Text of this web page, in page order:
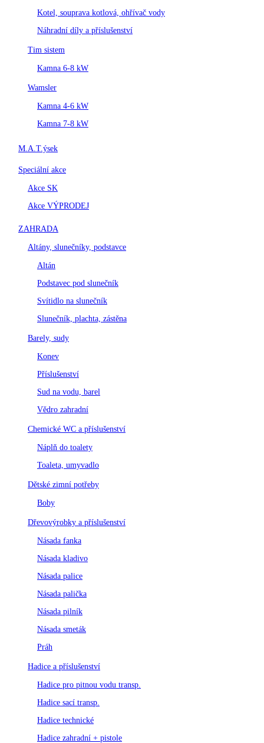
Kotel, souprava kotlová, ohřívač vody
Náhradní díly a příslušenství
Tim sistem
Kamna 6-8 kW
Wamsler
Kamna 4-6 kW
Kamna 7-8 kW
M.A.T.ýsek
Speciální akce
Akce SK
Akce VÝPRODEJ
ZAHRADA
Altány, slunečníky, podstavce
Altán
Podstavec pod slunečník
Svítidlo na slunečník
Slunečník, plachta, zástěna
Barely, sudy
Konev
Příslušenství
Sud na vodu, barel
Vědro zahradní
Chemické WC a příslušenství
Náplň do toalety
Toaleta, umyvadlo
Dětské zimní potřeby
Boby
Dřevovýrobky a příslušenství
Násada fanka
Násada kladivo
Násada palice
Násada palička
Násada pilník
Násada smeták
Práh
Hadice a příslušenství
Hadice pro pitnou vodu transp.
Hadice sací transp.
Hadice technické
Hadice zahradní + pistole